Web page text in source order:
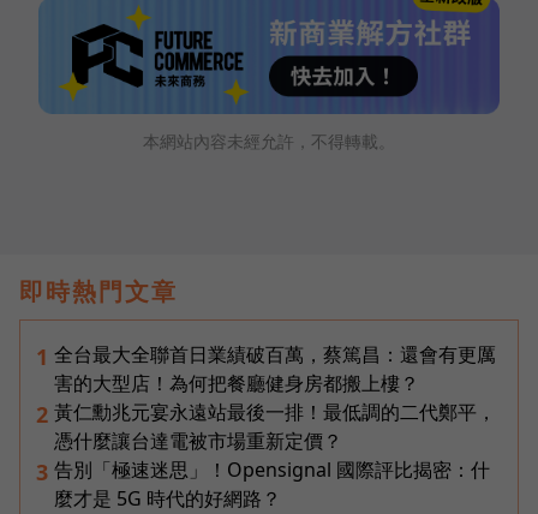
本網站內容未經允許，不得轉載。
即時熱門文章
1 全台最大全聯首日業績破百萬，蔡篤昌：還會有更厲
害的大型店！為何把餐廳健身房都搬上樓？
2 黃仁勳兆元宴永遠站最後一排！最低調的二代鄭平，
憑什麼讓台達電被市場重新定價？
3 告別「極速迷思」！Opensignal 國際評比揭密：什
麼才是 5G 時代的好網路？